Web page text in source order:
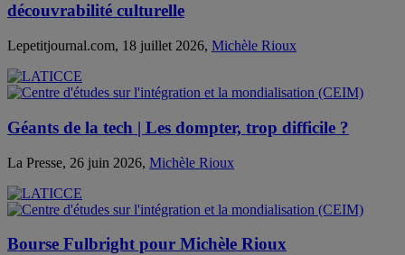
découvrabilité culturelle
Lepetitjournal.com, 18 juillet 2026, Michèle Rioux
Géants de la tech | Les dompter, trop difficile ?
La Presse, 26 juin 2026, Michèle Rioux
Bourse Fulbright pour Michèle Rioux